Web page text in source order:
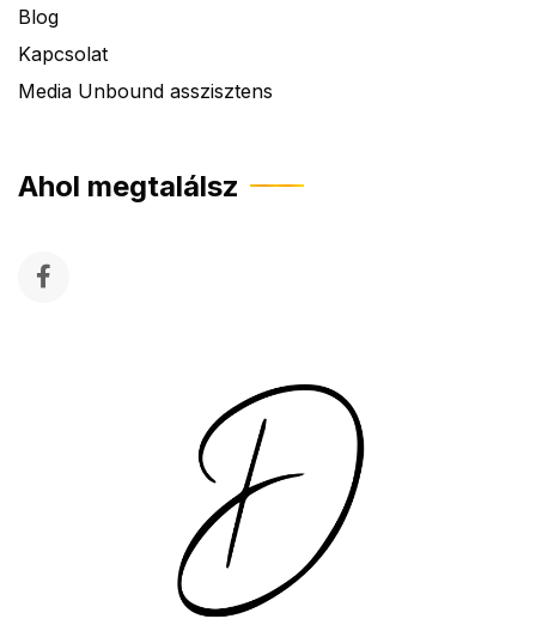
Blog
Kapcsolat
Media Unbound asszisztens
Ahol megtalálsz